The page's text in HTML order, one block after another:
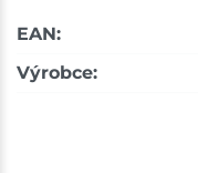
Skladové množství
EAN:
Výrobce: